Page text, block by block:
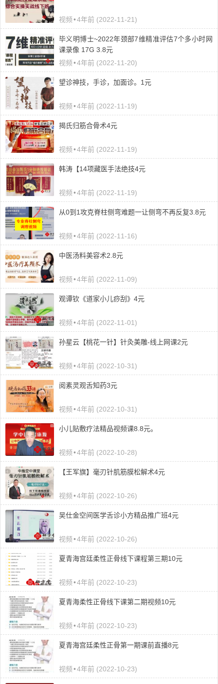
视频•4年前 (2022-11-21)
毕义明博士~2022年颈部7维精准评估7个多小时网
课录像 17G 3.8元
视频•4年前 (2022-11-20)
望诊神技，手诊，加面诊。1元
视频•4年前 (2022-11-19)
揭氏归筋合骨术4元
视频•4年前 (2022-11-19)
韩涛【14项藏医手法绝技4元
视频•4年前 (2022-11-19)
从0到1攻克脊柱侧弯难题一让侧弯不再反复3.8元
视频•4年前 (2022-11-16)
中医汤料美容术2.8元
视频•4年前 (2022-11-09)
观谭‬钦《道家小儿痧刮‬》4元
视频•4年前 (2022-11-01)
孙星云【桃花一针】针灸美雕-线上网课2元
视频•4年前 (2022-10-31)
阅素灵观舌知药3元
视频•4年前 (2022-10-31)
小儿贴敷疗法精品视频课8.8元。
视频•4年前 (2022-10-28)
【王军旗】毫刃针肌筋膜松解术4元
视频•4年前 (2022-10-26)
吴仕金空间医学舌诊小方精品推广班4元
视频•4年前 (2022-10-26)
夏青海宫廷柔性正骨线下课程第三期10元
视频•4年前 (2022-10-23)
夏青海柔性正骨线下课第二期视频10元
视频•4年前 (2022-10-23)
夏青海宫廷柔性正骨第一期课前直播8元
视频•4年前 (2022-10-23)